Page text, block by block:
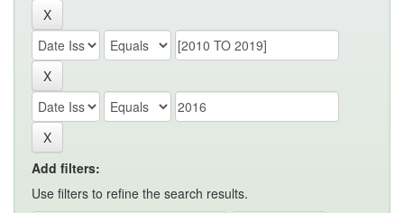
Add filters:
Use filters to refine the search results.